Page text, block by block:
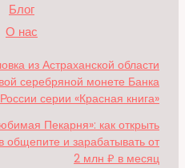
Блог
О нас
из Астраханской области
серебряной монете Банка
России серии «Красная книга»
Пекарня»: как открыть
общепите и зарабатывать от
2 млн ₽ в месяц